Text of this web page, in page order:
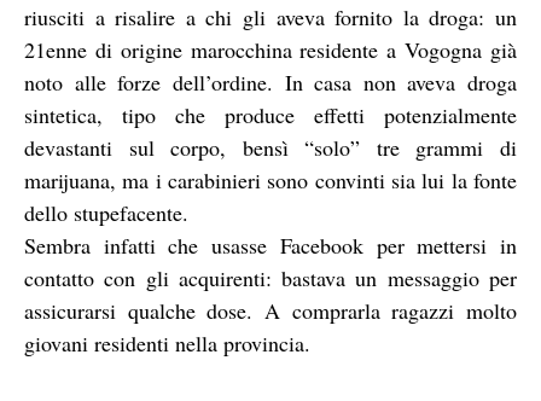
riusciti a risalire a chi gli aveva fornito la droga: un
21enne di origine marocchina residente a Vogogna già
noto alle forze dell’ordine. In casa non aveva droga
sintetica, tipo che produce effetti potenzialmente
devastanti sul corpo, bensì “solo” tre grammi di
marijuana, ma i carabinieri sono convinti sia lui la fonte
dello stupefacente.
Sembra infatti che usasse Facebook per mettersi in
contatto con gli acquirenti: bastava un messaggio per
assicurarsi qualche dose. A comprarla ragazzi molto
giovani residenti nella provincia.